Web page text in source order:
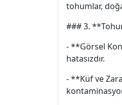
tohumlar,
### 3.
- **Görsel
hatasızdır.
- **Küf ve